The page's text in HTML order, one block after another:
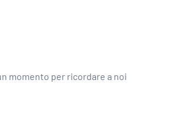
momento per ricordare a noi